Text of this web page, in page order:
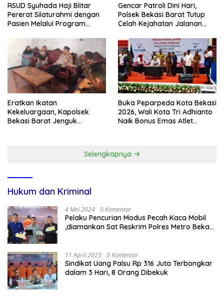
RSUD Syuhada Haji Blitar
Pererat Silaturahmi dengan
Pasien Melalui Program
Gencar Patroli Dini Hari,
Polsek Bekasi Barat Tutup
Celah Kejahatan Jalanan
Eratkan Ikatan
Kekeluargaan, Kapolsek
Bekasi Barat Jenguk
Buka Peparpeda Kota Bekasi
2026, Wali Kota Tri Adhianto
Naik Bonus Emas Atlet
Selengkapnya
Hukum dan Kriminal
4 Mei 2024 0 Komentar
Pelaku Pencurian Modus Pecah Kaca Mobil
,diamankan Sat Reskrim Polres Metro Bekasi
11 April 2025 0 Komentar
Sindikat Uang Palsu Rp 316 Juta Terbongkar
dalam 3 Hari, 8 Orang Dibekuk